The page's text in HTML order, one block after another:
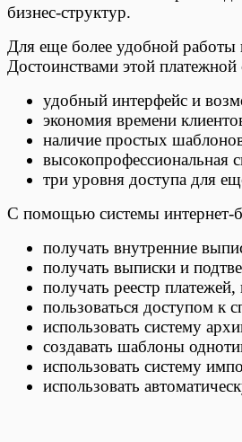
бизнес-структур.
Для еще более удобной работы
Достоинствами этой
удобный интерфейс и
экономия времени
наличие простых
высокопрофессиональная
три уровня доступа для
С помощью системы интернет-
получать внутренние
получать выписки и
получать реестр
пользоваться доступом к
использовать систему
создавать шаблоны
использовать систему
использовать